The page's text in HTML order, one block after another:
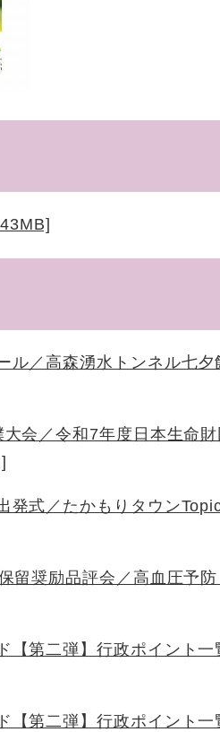
ル／高森湧水トンネル七
会／令和7年度日本生命
発式／たかもりタウン
留奨励品評会／高血圧予
【第二弾】行政ポイント一
【第二弾】行政ポイント一